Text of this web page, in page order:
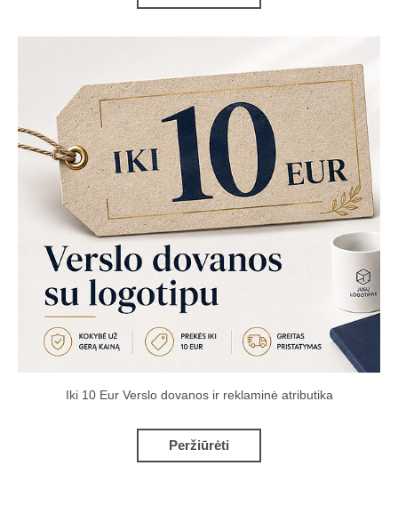
Iki 10 Eur Verslo dovanos ir reklaminė atributika
Peržiūrėti